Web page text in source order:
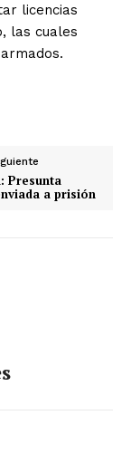
licencias
las cuales
Presunta
a prisión